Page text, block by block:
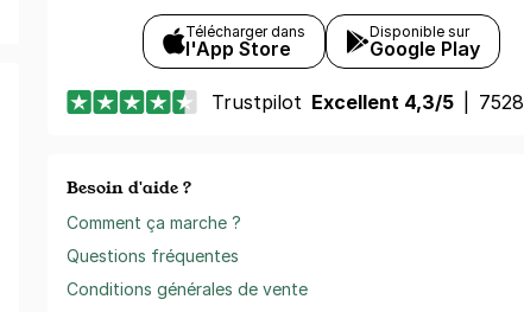
Télécharger dans
l'App Store
Disponible sur
Google Play
Trustpilot Excellent 4,3/5 7528
Besoin d'aide ?
Comment ça marche ?
Questions fréquentes
Conditions générales de vente